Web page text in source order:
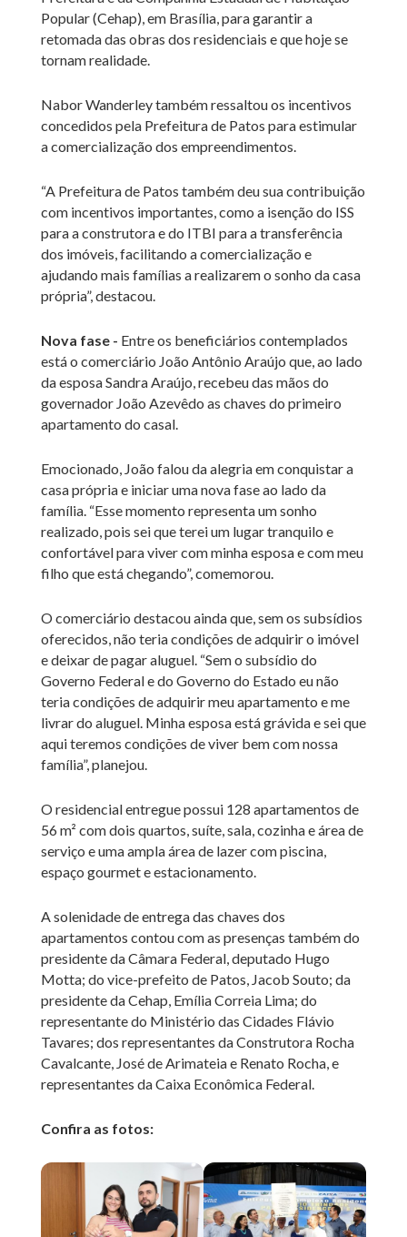
Popular (Cehap), em Brasília, para garantir a
retomada das obras dos residenciais e que hoje se
tornam realidade.
Nabor Wanderley também ressaltou os incentivos
concedidos pela Prefeitura de Patos para estimular
a comercialização dos empreendimentos.
“A Prefeitura de Patos também deu sua contribuição
com incentivos importantes, como a isenção do ISS
para a construtora e do ITBI para a transferência
dos imóveis, facilitando a comercialização e
ajudando mais famílias a realizarem o sonho da casa
própria”, destacou.
Nova fase - Entre os beneficiários contemplados
está o comerciário João Antônio Araújo que, ao lado
da esposa Sandra Araújo, recebeu das mãos do
governador João Azevêdo as chaves do primeiro
apartamento do casal.
Emocionado, João falou da alegria em conquistar a
casa própria e iniciar uma nova fase ao lado da
família. “Esse momento representa um sonho
realizado, pois sei que terei um lugar tranquilo e
confortável para viver com minha esposa e com meu
filho que está chegando”, comemorou.
O comerciário destacou ainda que, sem os subsídios
oferecidos, não teria condições de adquirir o imóvel
e deixar de pagar aluguel. “Sem o subsídio do
Governo Federal e do Governo do Estado eu não
teria condições de adquirir meu apartamento e me
livrar do aluguel. Minha esposa está grávida e sei que
aqui teremos condições de viver bem com nossa
família”, planejou.
O residencial entregue possui 128 apartamentos de
56 m² com dois quartos, suíte, sala, cozinha e área de
serviço e uma ampla área de lazer com piscina,
espaço gourmet e estacionamento.
A solenidade de entrega das chaves dos
apartamentos contou com as presenças também do
presidente da Câmara Federal, deputado Hugo
Motta; do vice-prefeito de Patos, Jacob Souto; da
presidente da Cehap, Emília Correia Lima; do
representante do Ministério das Cidades Flávio
Tavares; dos representantes da Construtora Rocha
Cavalcante, José de Arimateia e Renato Rocha, e
representantes da Caixa Econômica Federal.
Confira as fotos: